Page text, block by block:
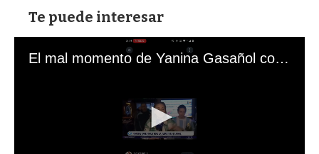
Te puede interesar
El mal momento de Yanina Gasañol con un hincha argentino en "Subrayado"